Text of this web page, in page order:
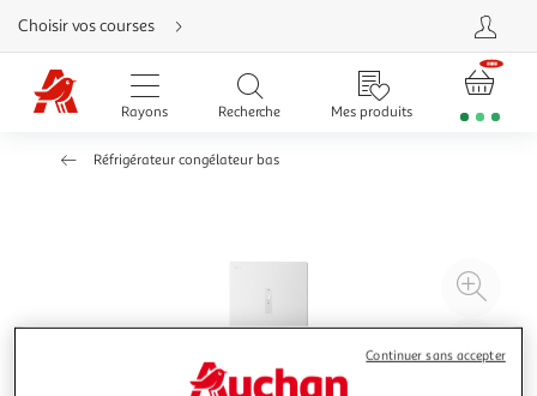
Aller
directement
au
contenu
Aller
directement
Aller
d'aide
Choisir vos courses
Rayons Recherche Mes produits
Réfrigérateur congélateur bas
à
Continuer sans accepter